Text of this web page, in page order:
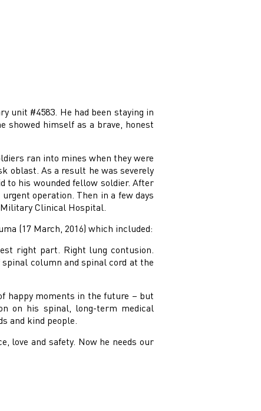
unit #4583. He had been staying in
showed himself as a brave, honest
ran into mines when they were
oblast. As a result he was severely
to his wounded fellow soldier. After
operation. Then in a few days
Clinical Hospital.
(17 March, 2016) which included:
right part. Right lung contusion.
column and spinal cord at the
happy moments in the future – but
on his spinal, long-term medical
and kind people.
love and safety. Now he needs our